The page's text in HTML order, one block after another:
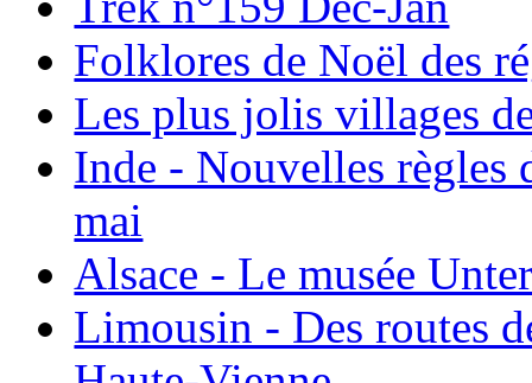
Folklores de Noël des
Les plus jolis villages
Inde - Nouvelles règles
mai
Alsace - Le musée
Limousin - Des routes